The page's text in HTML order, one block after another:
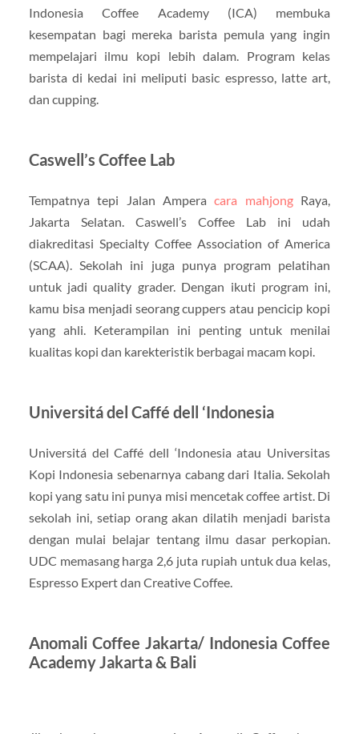
Indonesia Coffee Academy (ICA) membuka
kesempatan bagi mereka barista pemula yang ingin
mempelajari ilmu kopi lebih dalam. Program kelas
barista di kedai ini meliputi basic espresso, latte art,
dan cupping.
Caswell’s Coffee Lab
Tempatnya tepi Jalan Amperacara mahjongRaya,
Jakarta Selatan. Caswell’s Coffee Lab ini udah
diakreditasi Specialty Coffee Association of America
(SCAA). Sekolah ini juga punya program pelatihan
untuk jadi quality grader. Dengan ikuti program ini,
kamu bisa menjadi seorang cuppers atau pencicip kopi
yang ahli. Keterampilan ini penting untuk menilai
kualitas kopi dan karekteristik berbagai macam kopi.
Universitá del Caffé dell ‘Indonesia
Universitá del Caffé dell ‘Indonesia atau Universitas
Kopi Indonesia sebenarnya cabang dari Italia. Sekolah
kopi yang satu ini punya misi mencetak coffee artist. Di
sekolah ini, setiap orang akan dilatih menjadi barista
dengan mulai belajar tentang ilmu dasar perkopian.
UDC memasang harga 2,6 juta rupiah untuk dua kelas,
Espresso Expert dan Creative Coffee.
Anomali Coffee Jakarta/ Indonesia Coffee
Academy Jakarta & Bali